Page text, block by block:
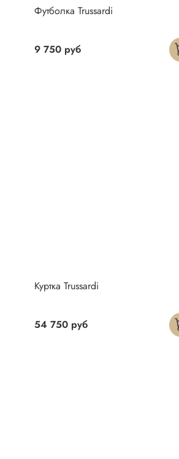
Футболка Trussardi
9 750 руб
Куртка Trussardi
54 750 руб